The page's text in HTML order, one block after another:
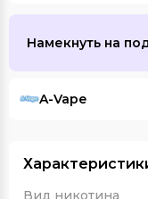
Намекнуть на
A-Vape
Вид никотина